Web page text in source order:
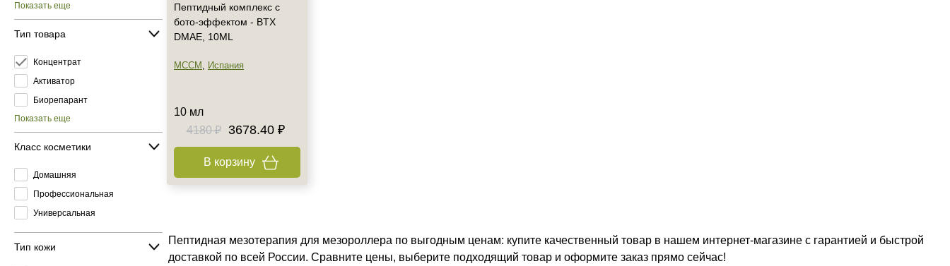
Показать еще
Тип товара
Концентрат
Активатор
Биорепарант
Показать еще
Класс косметики
Домашняя
Профессиональная
Универсальная
Тип кожи
Пептидный комплекс с
бото-эффектом - BTX
DMAE, 10ML
MCCM , Испания
10 мл
4180 ₽
3678.40 ₽
В корзину
Пептидная мезотерапия для мезороллера по выгодным ценам: купите качественный товар в нашем интернет-магазине с гарантией и быстрой
доставкой по всей России. Сравните цены, выберите подходящий товар и оформите заказ прямо сейчас!